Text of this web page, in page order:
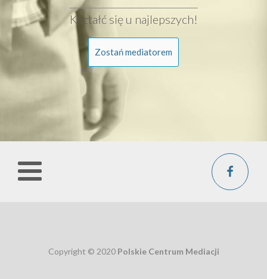
Kształć się u najlepszych!
Zostań mediatorem
Copyright © 2020 Polskie Centrum Mediacji